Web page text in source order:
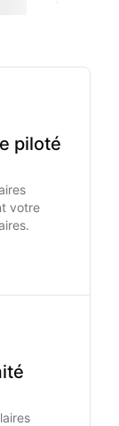
piloté
votre